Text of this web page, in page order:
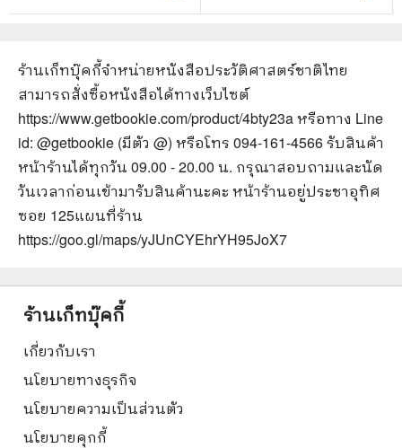
ร้านเก็ทบุ๊คกี้จำหน่ายหนังสือประวัติศาสตร์ชาติไทย
สามารถสั่งซื้อหนังสือได้ทางเว็บไซต์
https://www.getbookie.com/product/4bty23aหรือทาง Line
id: @getbookie (มีตัว @) หรือโทร 094-161-4566 รับสินค้า
หน้าร้านได้ทุกวัน 09.00 - 20.00 น. กรุณาสอบถามและนัด
วันเวลาก่อนเข้ามารับสินค้านะคะ หน้าร้านอยู่ประชาอุทิศ
ซอย 125แผนที่ร้าน
https://goo.gl/maps/yJUnCYEhrYH95JoX7
ร้านเก็ทบุ๊คกี้
เกี่ยวกับเรา
นโยบายทางธุรกิจ
นโยบายความเป็นส่วนตัว
นโยบายคุกกี้